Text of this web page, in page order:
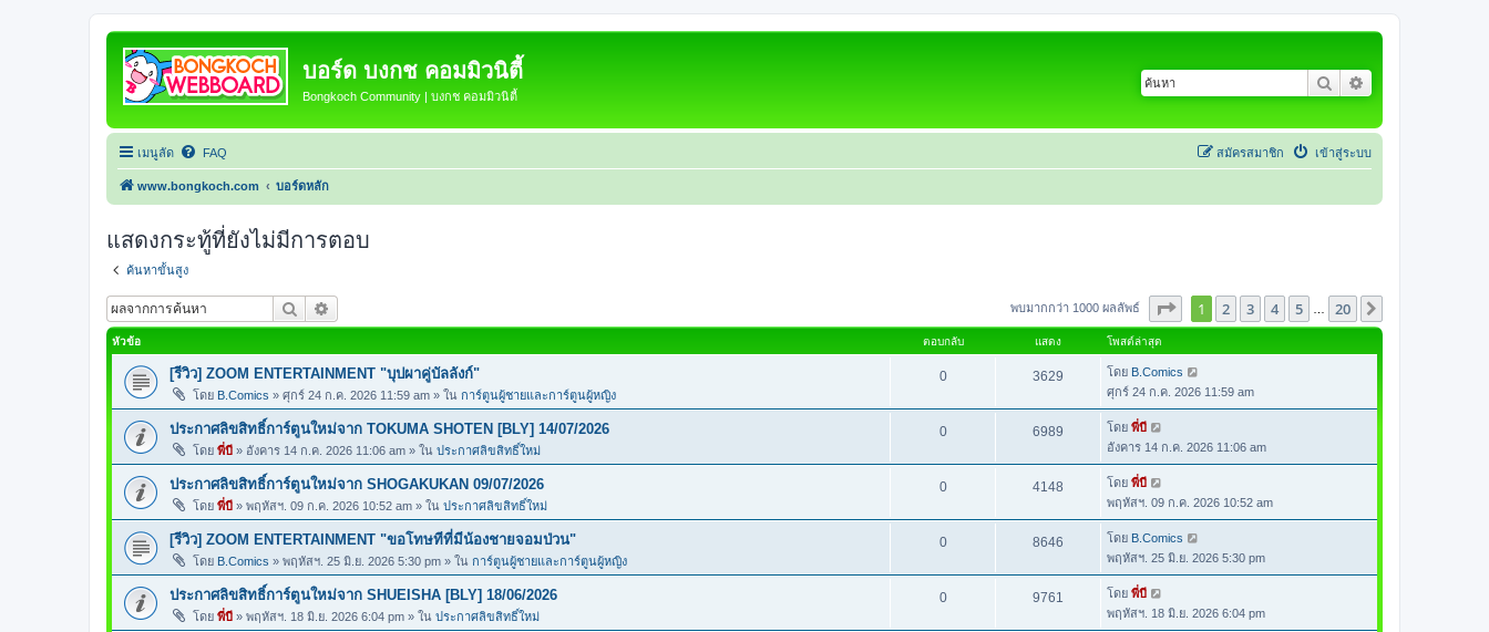
บอร์ด บงกช คอมมิวนิตี้
Bongkoch Community | บงกช คอมมิวนิตี้
ค้นหา
เมนูลัด FAQ เข้าสู่ระบบ
สมัครสมาชิก
www.bongkoch.com บอร์ดหลัก
แสดงกระทู้ที่ยังไม่มีการตอบ
ค้นหาขั้นสูง
ค้นหา พบมากกว่า 1000 ผลลัพธ์ หน้า จากทั้งหมด 20
1 2 3 4 5 20
หัวข้อ ตอบกลับ แสดง โพสต์ล่าสุด
[รีวิว] ZOOM ENTERTAINMENT "บุปผาคู่บัลลังก์"
โดย B.Comics » ศุกร์ 24 ก.ค. 2026 11:59 am » ใน การ์ตูนผู้ชายและการ์ตูนผู้หญิง
0 3629 โดย B.Comics
ศุกร์ 24 ก.ค. 2026 11:59 am
ประกาศลิขสิทธิ์การ์ตูนใหม่จาก TOKUMA SHOTEN [BLY] 14/07/2026
โดย พี่บี » อังคาร 14 ก.ค. 2026 11:06 am » ใน ประกาศลิขสิทธิ์ใหม่
0 6989 โดย พี่บี
อังคาร 14 ก.ค. 2026 11:06 am
ประกาศลิขสิทธิ์การ์ตูนใหม่จาก SHOGAKUKAN 09/07/2026
โดย พี่บี » พฤหัสฯ. 09 ก.ค. 2026 10:52 am » ใน ประกาศลิขสิทธิ์ใหม่
0 4148 โดย พี่บี
พฤหัสฯ. 09 ก.ค. 2026 10:52 am
[รีวิว] ZOOM ENTERTAINMENT "ขอโทษทีที่มีน้องชายจอมป่วน"
โดย B.Comics » พฤหัสฯ. 25 มิ.ย. 2026 5:30 pm » ใน การ์ตูนผู้ชายและการ์ตูนผู้หญิง
0 8646 โดย B.Comics
พฤหัสฯ. 25 มิ.ย. 2026 5:30 pm
ประกาศลิขสิทธิ์การ์ตูนใหม่จาก SHUEISHA [BLY] 18/06/2026
โดย พี่บี » พฤหัสฯ. 18 มิ.ย. 2026 6:04 pm » ใน ประกาศลิขสิทธิ์ใหม่
0 9761 โดย พี่บี
พฤหัสฯ. 18 มิ.ย. 2026 6:04 pm